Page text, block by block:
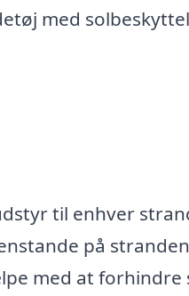
med
til enhver
på
med at forhindre